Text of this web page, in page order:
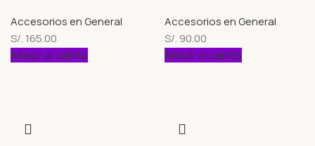
Accesorios en General
S/. 165.00
Añadir al carrito
Accesorios en General
S/. 90.00
Añadir al carrito